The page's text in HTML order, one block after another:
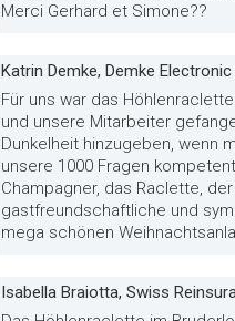
Merci Gerhard et Simone??
Katrin Demke, Demke Electronic
Für uns war das
und unsere Mitarbeiter
Dunkelheit hinzugeben, wenn
unsere 1000 Fragen
Champagner, das Raclette,
gastfreundschaftliche und
mega schönen
Isabella Braiotta, Swiss